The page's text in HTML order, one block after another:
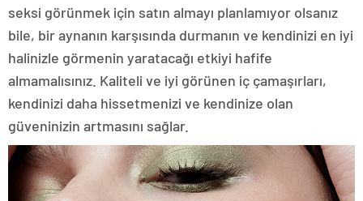
seksi görünmek için satın almayı planlamıyor olsanız
bile, bir aynanın karşısında durmanın ve kendinizi en iyi
halinizle görmenin yaratacağı etkiyi hafife
almamalısınız. Kaliteli ve iyi görünen iç çamaşırları,
kendinizi daha hissetmenizi ve kendinize olan
güveninizin artmasını sağlar.